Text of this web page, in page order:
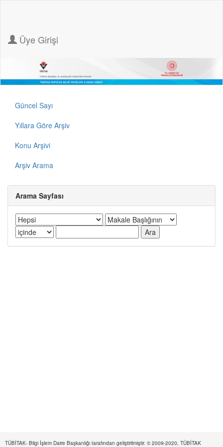
Üye Girişi
Güncel Sayı
Yıllara Göre Arşiv
Konu Arşivi
Arşiv Arama
Arama Sayfası
TÜBİTAK- Bilgi İşlem Daire Başkanlığı tarafından geliştirilmiştir. © 2009-2020, TÜBİTAK